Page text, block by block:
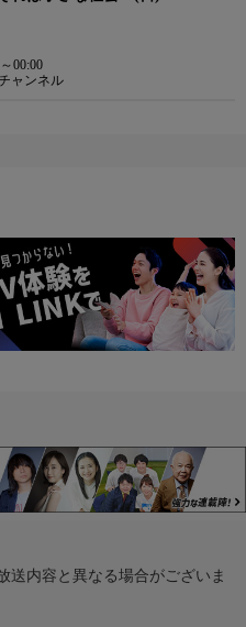
00:00
ャンネル
送内容と異なる場合がございま